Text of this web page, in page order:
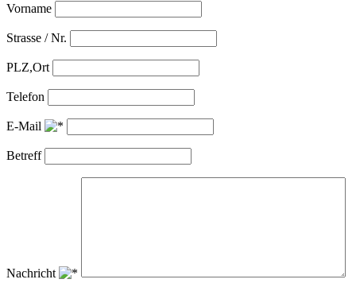
Vorname
Strasse / Nr.
PLZ,Ort
Telefon
E-Mail
Betreff
Nachricht